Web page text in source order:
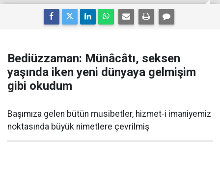
Bediüzzaman: Münâcâtı, seksen
yaşında iken yeni dünyaya gelmişim
gibi okudum
Başımıza gelen bütün musibetler, hizmet-i imaniyemiz
noktasında büyük nimetlere çevrilmiş